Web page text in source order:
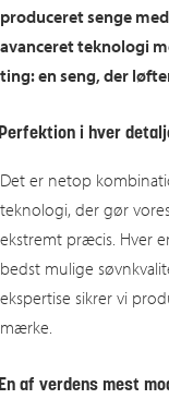
produceret senge
avanceret teknologi
ting: en seng, der
i hver
Det er netop
teknologi, der gør
ekstremt præcis. Hver
bedst mulige
ekspertise sikrer vi
mærke.
af verdens mest